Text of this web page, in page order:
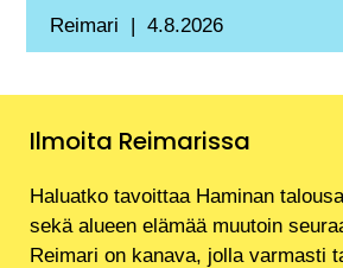
Reimari 4.8.2026
Ilmoita Reimarissa
Haluatko tavoittaa Haminan
sekä alueen elämää muutoin
Reimari on kanava, jolla varmasti